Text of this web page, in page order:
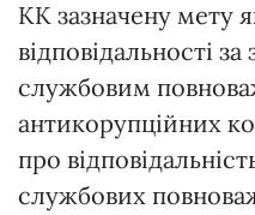
КК зазначену мету
відповідальності
службовим
антикорупційних
про
службових